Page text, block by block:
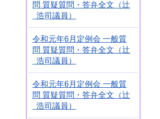
問 質疑質問・答弁全文（辻
浩司議員）
令和元年6月定例会 一般質
問 質疑質問・答弁全文（辻
浩司議員）
令和元年6月定例会 一般質
問 質疑質問・答弁全文（辻
浩司議員）